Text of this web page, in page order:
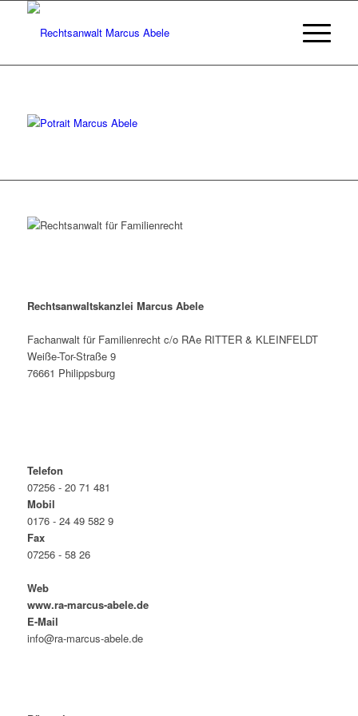
Rechtsanwaltskanzlei Marcus Abele
Fachanwalt für Familienrecht c/o RAe RITTER & KLEINFELDT
Weiße-Tor-Straße 9
76661 Philippsburg
Telefon
07256 - 20 71 481
Mobil
0176 - 24 49 582 9
Fax
07256 - 58 26
Web
www.ra-marcus-abele.de
E-Mail
info@ra-marcus-abele.de